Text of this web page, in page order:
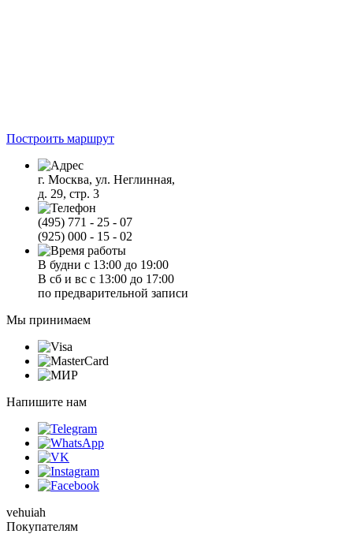
Построить маршрут
г. Москва, ул. Неглинная,
д. 29, стр. 3
(495) 771 - 25 - 07
(925) 000 - 15 - 02
В будни с 13:00 до 19:00
В сб и вс с 13:00 до 17:00
по предварительной записи
Мы принимаем
Напишите нам
vehuiah
Покупателям